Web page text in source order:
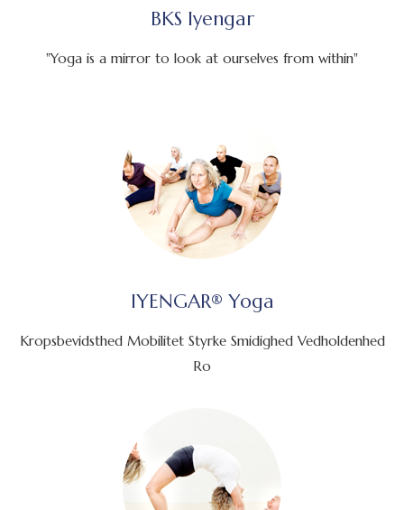
BKS Iyengar
"Yoga is a mirror to look at ourselves from within"
IYENGAR® Yoga
Kropsbevidsthed Mobilitet Styrke Smidighed Vedholdenhed
Ro